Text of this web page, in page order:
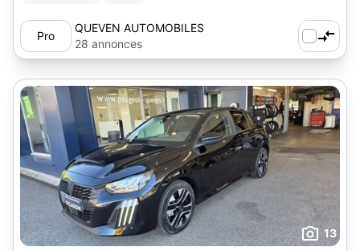
Pro
QUEVEN AUTOMOBILES
28 annonces
13